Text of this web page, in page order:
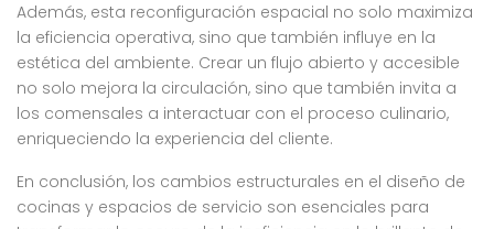
Además, esta reconfiguración espacial no solo maximiza
la eficiencia operativa, sino que también influye en la
estética del ambiente. Crear un flujo abierto y accesible
no solo mejora la circulación, sino que también invita a
los comensales a interactuar con el proceso culinario,
enriqueciendo la experiencia del cliente.
En conclusión, los cambios estructurales en el diseño de
cocinas y espacios de servicio son esenciales para